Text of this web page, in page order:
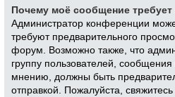
Почему моё сообщение
Администратор конференции
требуют предварительного
форум. Возможно также, что
группу пользователей,
мнению, должны быть
отправкой. Пожалуйста,